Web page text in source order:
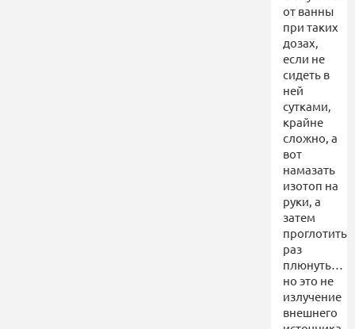
от ванны
при таких
дозах,
если не
сидеть в
ней
сутками,
крайне
сложно, а
вот
намазать
изотоп на
руки, а
затем
проглотить
раз
плюнуть…
но это не
излучение
внешнего